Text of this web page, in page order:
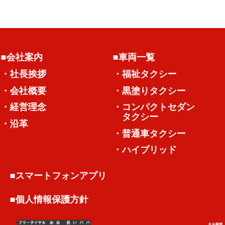
■会社案内
・社長挨拶
・会社概要
・経営理念
・沿革
■車両一覧
・福祉タクシー
・黒塗りタクシー
・コンパクトセダン
タクシー
・普通車タクシー
・ハイブリッド
■スマートフォンアプリ
■個人情報保護方針